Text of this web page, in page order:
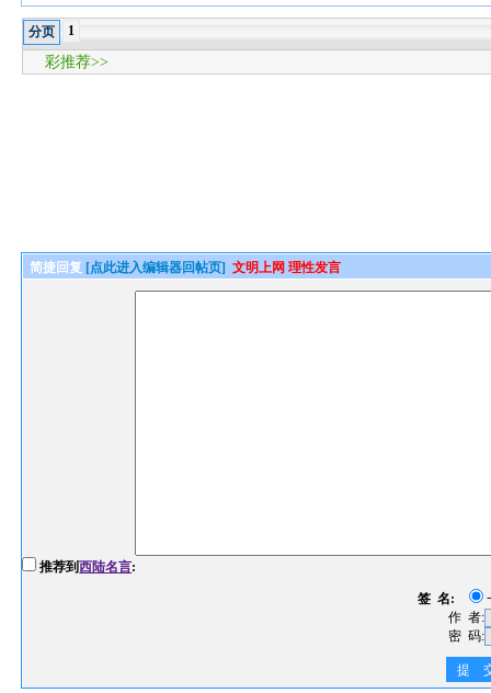
分页 1
彩推荐>>
简捷回复 [点此进入编辑器回帖页] 文明上网 理性发言
推荐到西陆名言:
签 名:
作 者:
密 码:
提